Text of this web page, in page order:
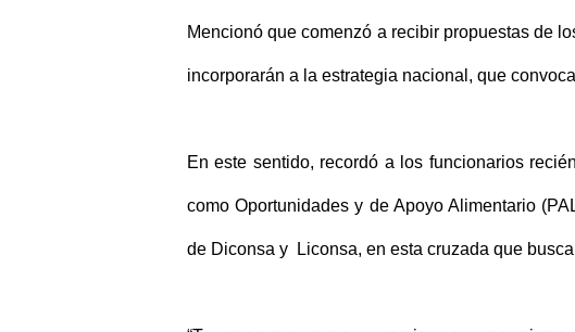
Mencionó que comenzó a recibir propuestas de
incorporarán a la estrategia nacional, que
En este sentido, recordó a los funcionarios
como Oportunidades y de Apoyo Alimentario
de Diconsa y Liconsa, en esta cruzada que